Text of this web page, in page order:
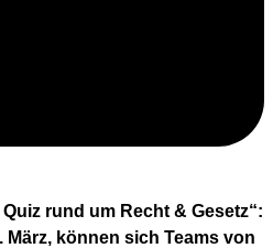
rund um Recht & Gesetz“:
März, können sich Teams von